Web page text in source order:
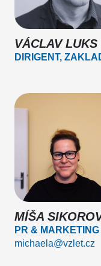
VÁCLAV LUKS
DIRIGENT,
MÍŠA
PR & MARKETING
michaela@vzlet.cz